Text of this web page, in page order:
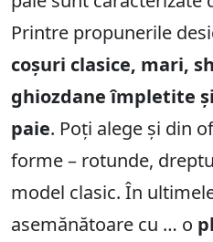
Printre propunerile
coșuri clasice, mari,
ghiozdane împletite
paie. Poți alege și din
forme – rotunde,
model clasic. În
asemănătoare cu … o